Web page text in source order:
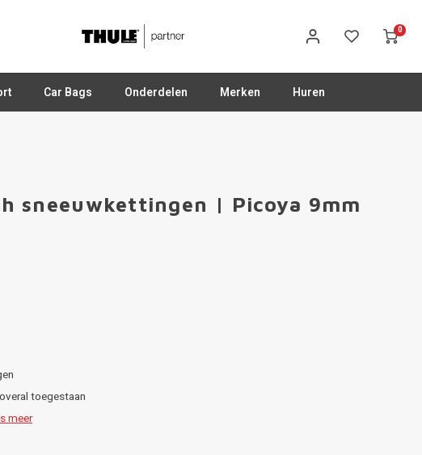
0
Car Bags Onderdelen Merken Huren
sneeuwkettingen | Picoya 9mm
toegestaan
meer